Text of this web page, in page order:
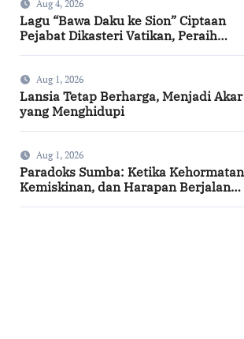
Aug 4, 2026
Lagu “Bawa Daku ke Sion” Ciptaan
Pejabat Dikasteri Vatikan, Peraih
Aug 1, 2026
Lansia Tetap Berharga, Menjadi Akar
yang Menghidupi
Aug 1, 2026
Paradoks Sumba: Ketika Kehormatan,
Kemiskinan, dan Harapan Berjalan